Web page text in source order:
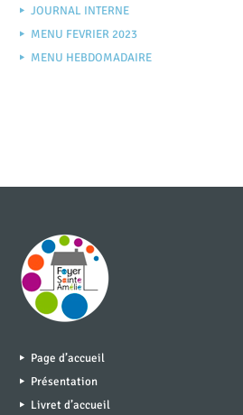
JOURNAL INTERNE
MENU FEVRIER 2023
MENU HEBDOMADAIRE
Page d’accueil
Présentation
Livret d’accueil